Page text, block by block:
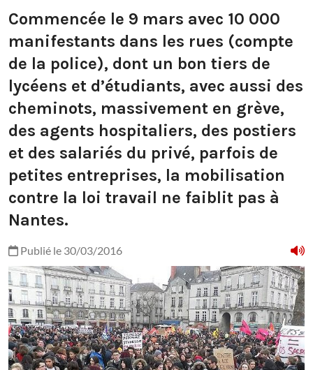
Commencée le 9 mars avec 10 000
manifestants dans les rues (compte
de la police), dont un bon tiers de
lycéens et d’étudiants, avec aussi des
cheminots, massivement en grève,
des agents hospitaliers, des postiers
et des salariés du privé, parfois de
petites entreprises, la mobilisation
contre la loi travail ne faiblit pas à
Nantes.
Publié le 30/03/2016